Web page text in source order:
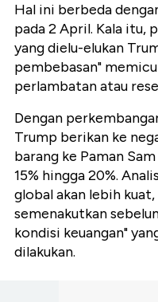
Hal ini berbeda
pada 2 April. Kala itu,
yang dielu-elukan
pembebasan"
perlambatan atau
Dengan
Trump berikan ke
barang ke Paman
15% hingga 20%.
global akan lebih
semenakutkan
kondisi keuangan"
dilakukan.